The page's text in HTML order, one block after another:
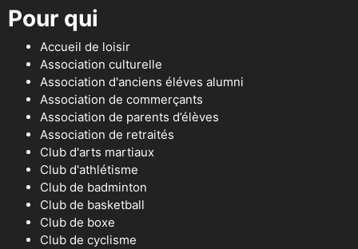
Pour qui
Accueil de loisir
Association culturelle
Association d'anciens éléves alumni
Association de commerçants
Association de parents d’élèves
Association de retraités
Club d'arts martiaux
Club d'athlétisme
Club de badminton
Club de basketball
Club de boxe
Club de cyclisme